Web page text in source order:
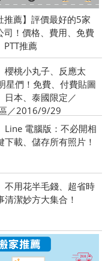
推薦】評價最好的5家
司！價格、費用、免費
PTT推薦
櫻桃小丸子、反應太
星們！免費、付費貼圖
日本、泰國限定／
／2016/9/29
Line 電腦版：不必開相
下載、儲存所有照片！
不用花半毛錢、超省時
清潔妙方大集合！